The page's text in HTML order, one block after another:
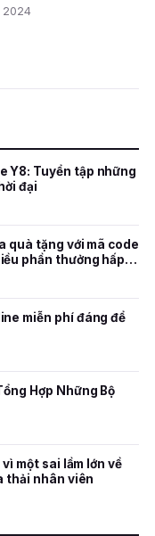
2024
Y8: Tuyển tập những
đại
quà tặng với mã code
phần thưởng hấp
miễn phí đáng để
Hợp Những Bộ
một sai lầm lớn về
thải nhân viên